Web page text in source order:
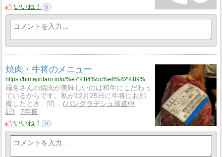
いいね！
0
焼肉・牛将のメニュー
https://himajintaro.info/%e7%84%bc%e8%82%89%e3%83%bb%e7%89%9b%e5%b0%86%e3%81%ae%e3%83%a1%e3%83%8b%e3%83%a5%e3%83%bc/
羅名さんの焼肉が美味しいのは和牛にこだわっ
ているからです。私が12月25日に牛将にお邪
魔したとき、問…
バングラデシュ珍道中
記
7年前
いいね！
0